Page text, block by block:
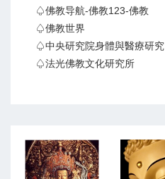
♤佛教导航-佛教123-佛教
♤佛教世界
♤中央研究院身體與醫療研究
♤法光佛教文化研究所